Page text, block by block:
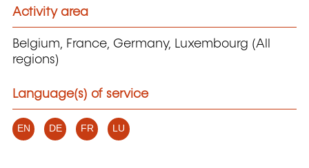
Activity area
Belgium, France, Germany, Luxembourg (All
regions)
Language(s) of service
EN DE FR LU